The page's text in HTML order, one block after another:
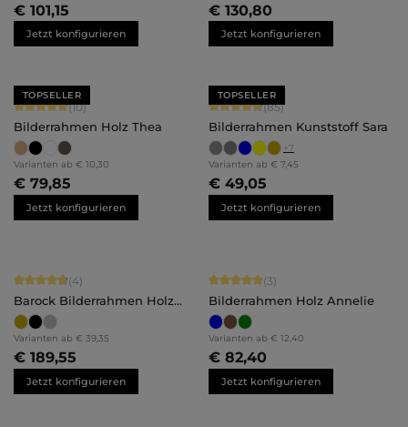
€ 101,15
Jetzt konfigurieren
€ 130,80
Jetzt konfigurieren
TOPSELLER
Durchschnittliche Bewertung von 5 von 5 Sternen
(10)
Bilderrahmen Holz Thea
Varianten ab € 10,30
€ 79,85
Jetzt konfigurieren
TOPSELLER
Durchschnittliche Bewertung von
(85)
Bilderrahmen Kunststoff Sara
+7
Varianten ab € 7,45
€ 49,05
Jetzt konfigurieren
Durchschnittliche Bewertung von 4.75 von 5 Sternen
(4)
Barock Bilderrahmen Holz
Valentina
Varianten ab € 39,35
€ 189,55
Jetzt konfigurieren
Durchschnittliche Bewertung von 5
(3)
Bilderrahmen Holz Annelie
Varianten ab € 12,40
€ 82,40
Jetzt konfigurieren